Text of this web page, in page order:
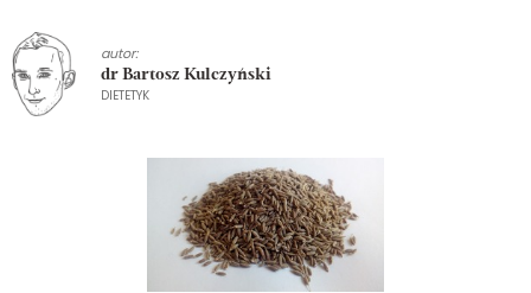
autor:
dr Bartosz Kulczyński
DIETETYK